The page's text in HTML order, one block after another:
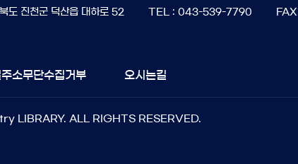
도 진천군 덕산읍 대하로 52 TEL : 043-539-7790
소무단수집거부 오시는길
LIBRARY. ALL RIGHTS RESERVED.